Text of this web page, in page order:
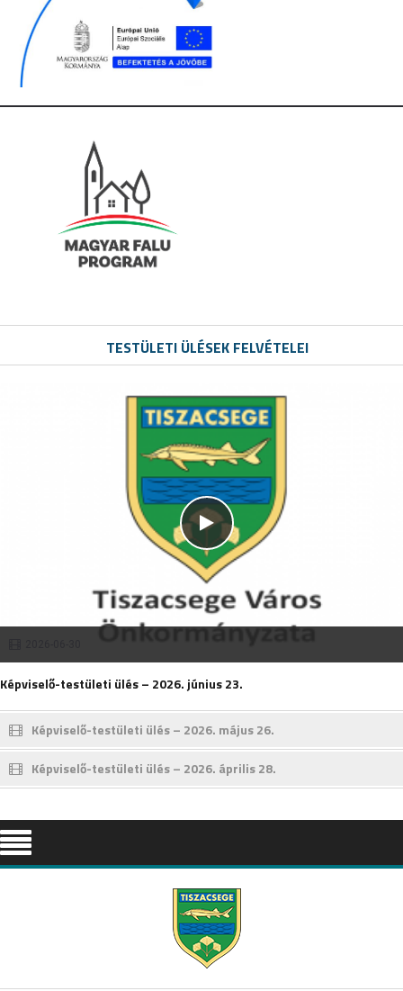
TESTÜLETI ÜLÉSEK FELVÉTELEI
Képviselő-testületi ülés – 2026. június 23.
Képviselő-testületi ülés – 2026. május 26.
Képviselő-testületi ülés – 2026. április 28.